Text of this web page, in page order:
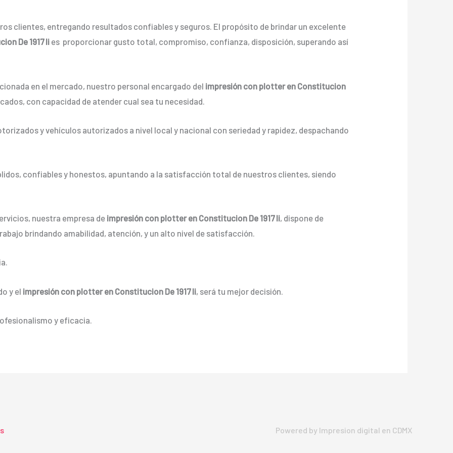
clientes, entregando resultados confiables y seguros. El propósito de brindar un excelente
De 1917 Ii es proporcionar gusto total, compromiso, confianza, disposición, superando así
en el mercado, nuestro personal encargado del impresión con plotter en Constitucion
con capacidad de atender cual sea tu necesidad.
y vehículos autorizados a nivel local y nacional con seriedad y rapidez, despachando
confiables y honestos, apuntando a la satisfacción total de nuestros clientes, siendo
nuestra empresa deimpresión con plotter en Constitucion De 1917 Ii, dispone de
brindando amabilidad, atención, y un alto nivel de satisfacción.
y el impresión con plotter en Constitucion De 1917 Ii, será tu mejor decisión.
y eficacia.
Powered by Impresion digital en CDMX